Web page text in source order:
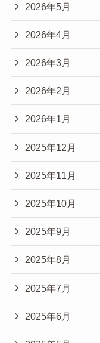
2026年5月
2026年4月
2026年3月
2026年2月
2026年1月
2025年12月
2025年11月
2025年10月
2025年9月
2025年8月
2025年7月
2025年6月